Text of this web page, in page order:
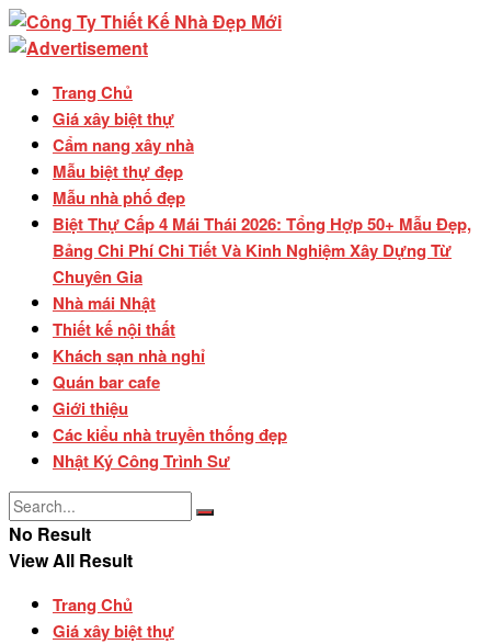
Trang Chủ
Giá xây biệt thự
Cẩm nang xây nhà
Mẫu biệt thự đẹp
Mẫu nhà phố đẹp
Biệt Thự Cấp 4 Mái Thái 2026: Tổng Hợp 50+ Mẫu Đẹp,
Bảng Chi Phí Chi Tiết Và Kinh Nghiệm Xây Dựng Từ
Chuyên Gia
Nhà mái Nhật
Thiết kế nội thất
Khách sạn nhà nghỉ
Quán bar cafe
Giới thiệu
Các kiểu nhà truyền thống đẹp
Nhật Ký Công Trình Sư
No Result
View All Result
Trang Chủ
Giá xây biệt thự